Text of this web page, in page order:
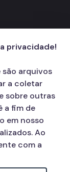
privacidade!
são arquivos
a coletar
sobre outras
a fim de
em nosso
Ao
com a